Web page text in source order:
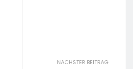
NÄCHSTER BEITRAG